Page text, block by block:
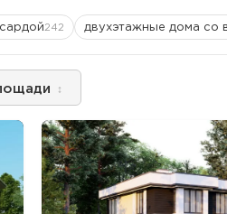
242 двухэтажные дома со